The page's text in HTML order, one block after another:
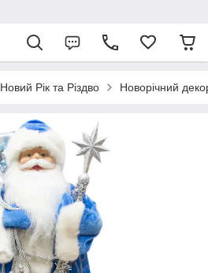
Новий Рік та Різдво Новорічний